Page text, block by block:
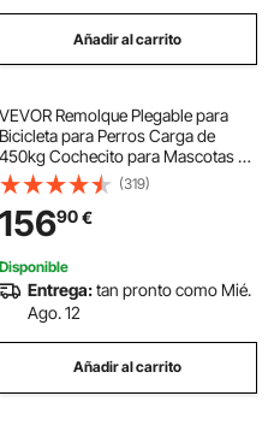
Añadir al carrito
VEVOR Remolque Plegable para
Bicicleta para Perros Carga de
450kg Cochecito para Mascotas 2
en 1, Marco Fácil de Plegar con
Ruedas de Liberación Rápida,
Acoplador Universal para Bicicleta,
Reflectores
(319)
15690€
Disponible
Entrega:tan pronto como Mié.
Ago. 12
Añadir al carrito